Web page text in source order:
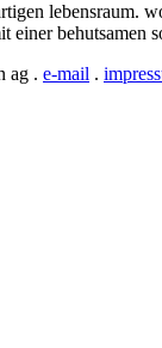
einer behutsamen
ag . e-mail .